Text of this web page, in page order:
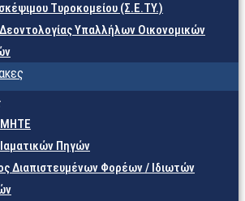
Τυροκομείου (Σ.Ε.TY.)
Υπαλλήλων Οικονομικών
ΜΗΤΕ
Ιαματικών Πηγών
Διαπιστευμένων Φορέων / Ιδιωτών